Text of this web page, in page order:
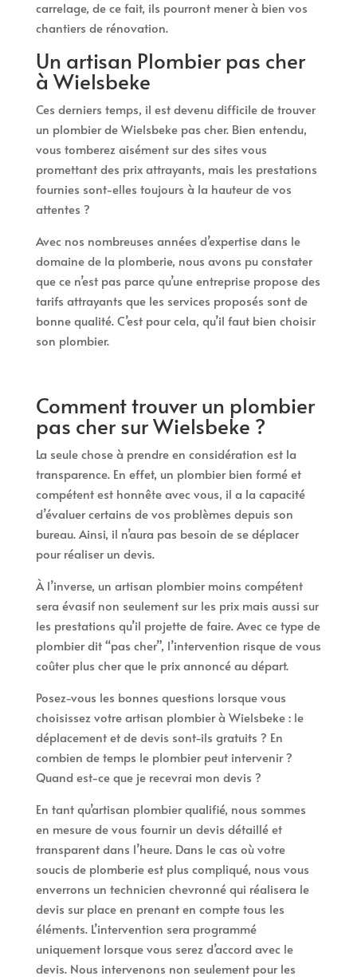
carrelage, de ce fait, ils pourront mener à bien vos
chantiers de rénovation.
Un artisan Plombier pas cher
à Wielsbeke
Ces derniers temps, il est devenu difficile de trouver
un plombier de Wielsbeke pas cher. Bien entendu,
vous tomberez aisément sur des sites vous
promettant des prix attrayants, mais les prestations
fournies sont-elles toujours à la hauteur de vos
attentes ?
Avec nos nombreuses années d’expertise dans le
domaine de la plomberie, nous avons pu constater
que ce n’est pas parce qu’une entreprise propose des
tarifs attrayants que les services proposés sont de
bonne qualité. C’est pour cela, qu’il faut bien choisir
son plombier.
Comment trouver un plombier
pas cher sur Wielsbeke ?
La seule chose à prendre en considération est la
transparence. En effet, un plombier bien formé et
compétent est honnête avec vous, il a la capacité
d’évaluer certains de vos problèmes depuis son
bureau. Ainsi, il n’aura pas besoin de se déplacer
pour réaliser un devis.
À l’inverse, un artisan plombier moins compétent
sera évasif non seulement sur les prix mais aussi sur
les prestations qu’il projette de faire. Avec ce type de
plombier dit “pas cher”, l’intervention risque de vous
coûter plus cher que le prix annoncé au départ.
Posez-vous les bonnes questions lorsque vous
choisissez votre artisan plombier à Wielsbeke : le
déplacement et de devis sont-ils gratuits ? En
combien de temps le plombier peut intervenir ?
Quand est-ce que je recevrai mon devis ?
En tant qu’artisan plombier qualifié, nous sommes
en mesure de vous fournir un devis détaillé et
transparent dans l’heure. Dans le cas où votre
soucis de plomberie est plus compliqué, nous vous
enverrons un technicien chevronné qui réalisera le
devis sur place en prenant en compte tous les
éléments. L’intervention sera programmé
uniquement lorsque vous serez d’accord avec le
devis. Nous intervenons non seulement pour les